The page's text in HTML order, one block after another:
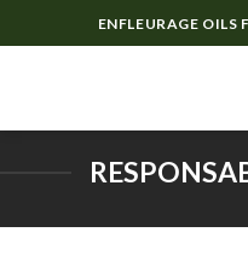
to
ENFLEURAGE OILS